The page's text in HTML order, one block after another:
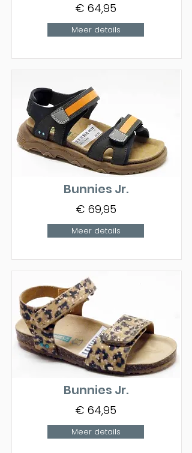
€ 64,95
Meer details
Bunnies Jr.
€ 69,95
Meer details
Bunnies Jr.
€ 64,95
Meer details